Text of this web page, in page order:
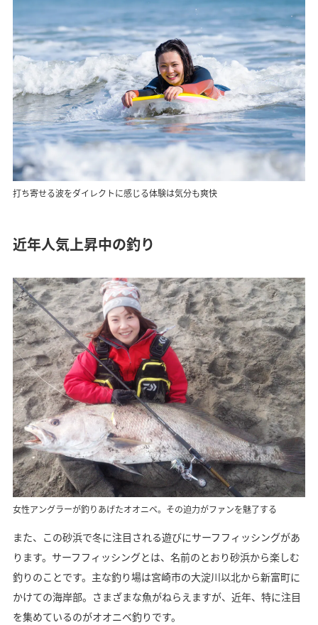
打ち寄せる波をダイレクトに感じる体験は気分も爽快
近年人気上昇中の釣り
女性アングラーが釣りあげたオオニベ。その迫力がファンを魅了する
また、この砂浜で冬に注目される遊びにサーフフィッシングがあ
ります。サーフフィッシングとは、名前のとおり砂浜から楽しむ
釣りのことです。主な釣り場は宮崎市の大淀川以北から新富町に
かけての海岸部。さまざまな魚がねらえますが、近年、特に注目
を集めているのがオオニベ釣りです。